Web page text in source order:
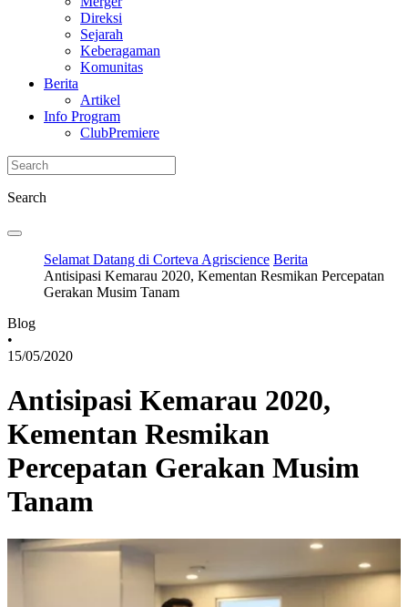
Direksi
Sejarah
Keberagaman
Komunitas
Berita
Artikel
Info Program
ClubPremiere
Search
Selamat Datang di Corteva Agriscience Berita
Antisipasi Kemarau 2020, Kementan Resmikan Percepatan
Gerakan Musim Tanam
Blog
•
15/05/2020
Antisipasi Kemarau 2020,
Kementan Resmikan
Percepatan Gerakan Musim
Tanam